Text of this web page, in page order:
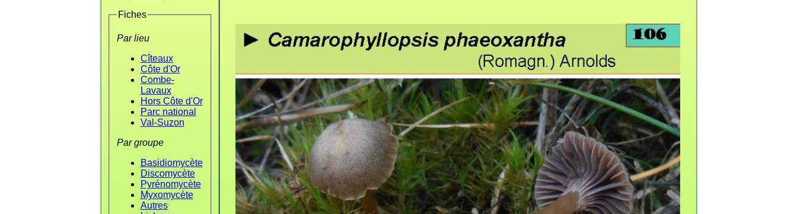
Fiches
Par lieu
Cîteaux
Côte d'Or
Combe-
Lavaux
Hors Côte d'Or
Parc national
Val-Suzon
Par groupe
Basidiomycète
Discomycète
Pyrénomycète
Myxomycète
Autres